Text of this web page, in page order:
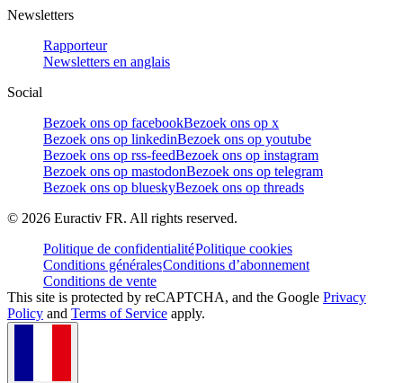
Newsletters
Rapporteur
Newsletters en anglais
Social
Bezoek ons op facebookBezoek ons op x
Bezoek ons op linkedinBezoek ons op youtube
Bezoek ons op rss-feedBezoek ons op instagram
Bezoek ons op mastodonBezoek ons op telegram
Bezoek ons op blueskyBezoek ons op threads
© 2026 Euractiv FR. All rights reserved.
Politique de confidentialitéPolitique cookies
Conditions généralesConditions d’abonnement
Conditions de vente
This site is protected by reCAPTCHA, and the Google Privacy
Policy and Terms of Service apply.